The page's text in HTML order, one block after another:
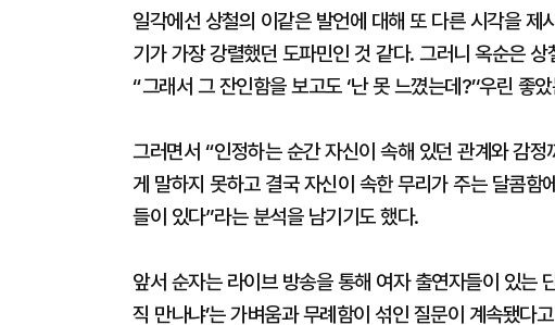
일각에선 상철의 이같은 발언에 대해 또 다른 시각을
기가 가장 강렬했던 도파민인 것 같다. 그러니 옥순은
“그래서 그 잔인함을 보고도 ‘난 못 느꼈는데?’‘우린 좋
그러면서 “인정하는 순간 자신이 속해 있던 관계와 감
게 말하지 못하고 결국 자신이 속한 무리가 주는 달콤
들이 있다”라는 분석을 남기기도 했다.
앞서 순자는 라이브 방송을 통해 여자 출연자들이 있는
직 만나냐’는 가벼움과 무례함이 섞인 질문이 계속됐다